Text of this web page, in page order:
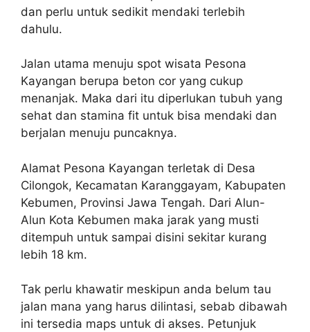
dan perlu untuk sedikit mendaki terlebih
dahulu.
Jalan utama menuju spot wisata Pesona
Kayangan berupa beton cor yang cukup
menanjak. Maka dari itu diperlukan tubuh yang
sehat dan stamina fit untuk bisa mendaki dan
berjalan menuju puncaknya.
Alamat Pesona Kayangan terletak di Desa
Cilongok, Kecamatan Karanggayam, Kabupaten
Kebumen, Provinsi Jawa Tengah. Dari Alun-
Alun Kota Kebumen maka jarak yang musti
ditempuh untuk sampai disini sekitar kurang
lebih 18 km.
Tak perlu khawatir meskipun anda belum tau
jalan mana yang harus dilintasi, sebab dibawah
ini tersedia maps untuk di akses. Petunjuk